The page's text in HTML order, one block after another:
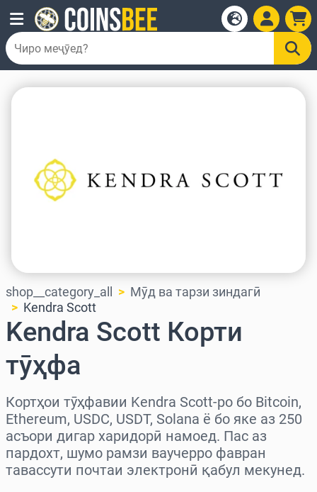
shop__category_all
Мӯд ва тарзи зиндагӣ
Kendra Scott
Kendra Scott Корти
тӯҳфа
Кортҳои тӯҳфавии Kendra Scott-ро бо Bitcoin,
Ethereum, USDC, USDT, Solana ё бо яке аз 250
асъори дигар харидорӣ намоед. Пас аз
пардохт, шумо рамзи ваучерро фавран
тавассути почтаи электронӣ қабул мекунед.